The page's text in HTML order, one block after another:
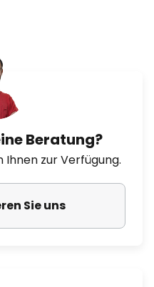
Beratung?
zur Verfügung.
Sie uns